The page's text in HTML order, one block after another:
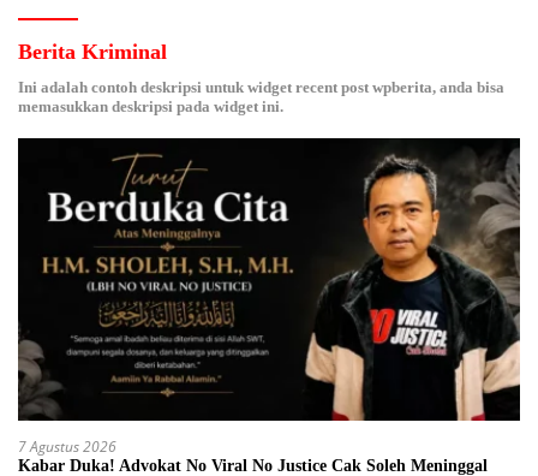
Berita Kriminal
Ini adalah contoh deskripsi untuk widget recent post wpberita, anda bisa
memasukkan deskripsi pada widget ini.
7 Agustus 2026
Kabar Duka! Advokat No Viral No Justice Cak Soleh Meninggal